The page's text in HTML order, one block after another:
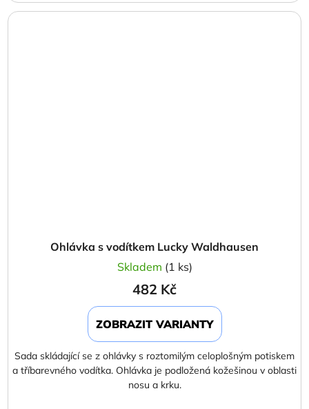
Ohlávka s vodítkem Lucky Waldhausen
Skladem (1 ks)
482 Kč
ZOBRAZIT VARIANTY
Sada skládající se z ohlávky s roztomilým celoplošným potiskem
a tříbarevného vodítka. Ohlávka je podložená kožešinou v oblasti
nosu a krku.